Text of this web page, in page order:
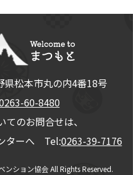
県松本市丸の内4番18号
60-8480
てのお問合せは、
ターへ Tel:0263-39-7176
ンション協会All Rights Reserved.